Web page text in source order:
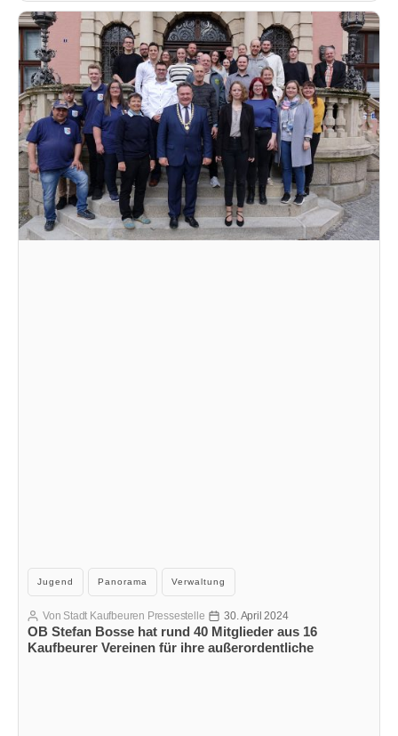
Kategorien
Jugend Panorama Verwaltung
OB Stefan Bosse hat rund 40 Mitglieder aus 16
Kaufbeurer Vereinen für ihre außerordentliche
Beitragsautor
Von Stadt Kaufbeuren Pressestelle Veröffentlichungsdatum
30. April 2024